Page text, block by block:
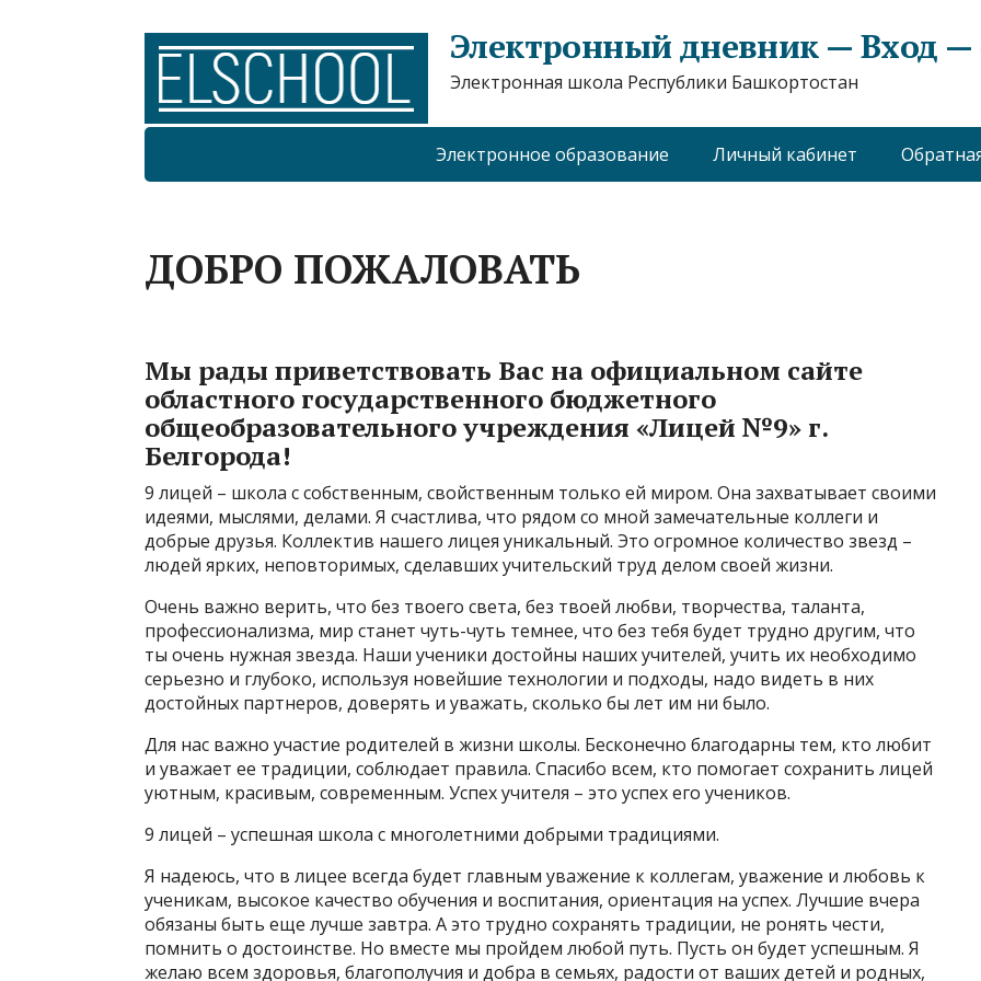
Электронный дневник — Вход —
Электронная школа Республики Башкортостан
Электронное образование Личный кабинет
ДОБРО ПОЖАЛОВАТЬ
Мы рады приветствовать Вас на официальном сайте
областного государственного бюджетного
общеобразовательного учреждения «Лицей №9» г.
Белгорода!
9 лицей – школа с собственным, свойственным только ей миром. Она захватывает своими
идеями, мыслями, делами. Я счастлива, что рядом со мной замечательные коллеги и
добрые друзья. Коллектив нашего лицея уникальный. Это огромное количество звезд –
людей ярких, неповторимых, сделавших учительский труд делом своей жизни.
Очень важно верить, что без твоего света, без твоей любви, творчества, таланта,
профессионализма, мир станет чуть-чуть темнее, что без тебя будет трудно другим, что
ты очень нужная звезда. Наши ученики достойны наших учителей, учить их необходимо
серьезно и глубоко, используя новейшие технологии и подходы, надо видеть в них
достойных партнеров, доверять и уважать, сколько бы лет им ни было.
Для нас важно участие родителей в жизни школы. Бесконечно благодарны тем, кто любит
и уважает ее традиции, соблюдает правила. Спасибо всем, кто помогает сохранить лицей
уютным, красивым, современным. Успех учителя – это успех его учеников.
9 лицей – успешная школа с многолетними добрыми традициями.
Я надеюсь, что в лицее всегда будет главным уважение к коллегам, уважение и любовь к
ученикам, высокое качество обучения и воспитания, ориентация на успех. Лучшие вчера
обязаны быть еще лучше завтра. А это трудно сохранять традиции, не ронять чести,
помнить о достоинстве. Но вместе мы пройдем любой путь. Пусть он будет успешным. Я
желаю всем здоровья, благополучия и добра в семьях, радости от ваших детей и родных,